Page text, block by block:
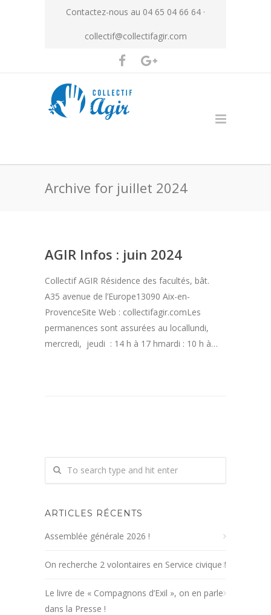
Contactez-nous au 04 65 04 66 64 ·
collectif@collectifagir.com
Archive for juillet 2024
AGIR Infos : juin 2024
Collectif AGIR Résidence des facultés, bât.
A35 avenue de l’Europe13090 Aix-en-
ProvenceSite Web : collectifagir.comLes
permanences sont assurées au locallundi,
mercredi, jeudi : 14 h à 17 hmardi : 10 h à…
ARTICLES RÉCENTS
Assemblée générale 2026 !
On recherche 2 volontaires en Service civique !
Le livre de « Compagnons d’Exil », on en parle
dans la Presse !